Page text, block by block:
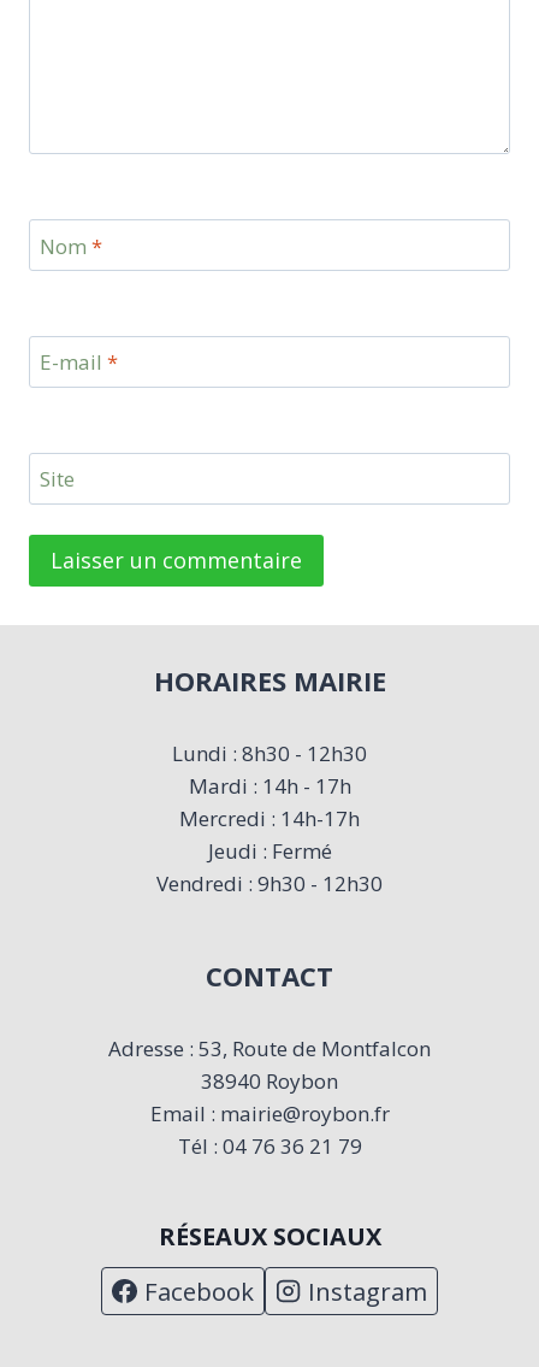
Nom *
E-mail *
Site
HORAIRES MAIRIE
Lundi : 8h30 - 12h30
Mardi : 14h - 17h
Mercredi : 14h-17h
Jeudi : Fermé
Vendredi : 9h30 - 12h30
CONTACT
Adresse : 53, Route de Montfalcon
38940 Roybon
Email : mairie@roybon.fr
Tél : 04 76 36 21 79
RÉSEAUX SOCIAUX
Facebook Instagram